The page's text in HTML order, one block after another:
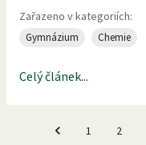
Zařazeno v kategoriích:
Gymnázium Chemie
Celý článek...
1 2